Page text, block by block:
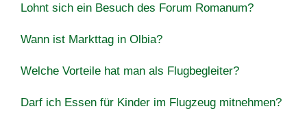
Lohnt sich ein Besuch des Forum Romanum?
Wann ist Markttag in Olbia?
Welche Vorteile hat man als Flugbegleiter?
Darf ich Essen für Kinder im Flugzeug mitnehmen?